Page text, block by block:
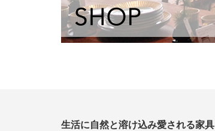
生活に自然と溶け込み愛される家具